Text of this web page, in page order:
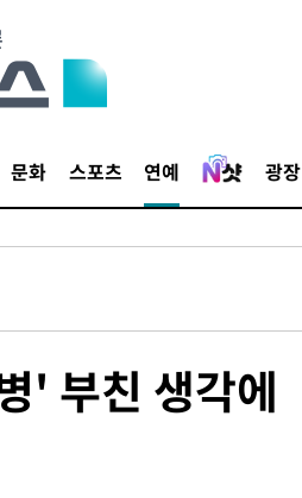
문화 스포츠 연예 광장
' 부친 생각에